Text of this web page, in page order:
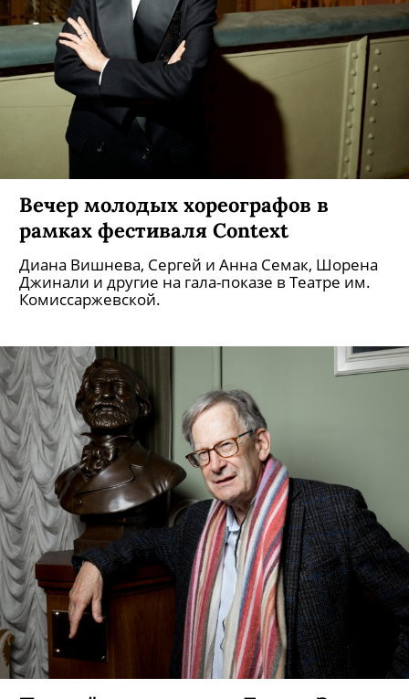
Вечер молодых хореографов в
рамках фестиваля Context
Диана Вишнева, Сергей и Анна Семак, Шорена
Джинали и другие на гала-показе в Театре им.
Комиссаржевской.